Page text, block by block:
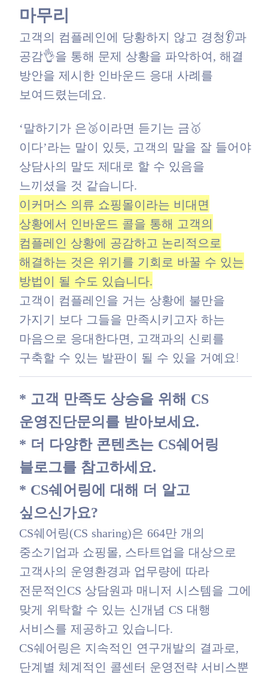
마무리
고객의 컴플레인에 당황하지 않고 경청👂과
공감👌을 통해 문제 상황을 파악하여, 해결
방안을 제시한 인바운드 응대 사례를
보여드렸는데요.
‘말하기가 은🥈이라면 듣기는 금🥇
이다’라는 말이 있듯, 고객의 말을 잘 들어야
상담사의 말도 제대로 할 수 있음을
느끼셨을 것 같습니다.
이커머스 의류 쇼핑몰이라는 비대면
상황에서 인바운드 콜을 통해 고객의
컴플레인 상황에 공감하고 논리적으로
해결하는 것은 위기를 기회로 바꿀 수 있는
방법이 될 수도 있습니다.
고객이 컴플레인을 거는 상황에 불만을
가지기 보다 그들을 만족시키고자 하는
마음으로 응대한다면, 고객과의 신뢰를
구축할 수 있는 발판이 될 수 있을 거예요!
* 고객 만족도 상승을 위해 CS
운영진단문의를 받아보세요.
* 더 다양한 콘텐츠는 CS쉐어링
블로그를 참고하세요.
* CS쉐어링에 대해 더 알고
싶으신가요?
CS쉐어링(CS sharing)은 664만 개의
중소기업과 쇼핑몰, 스타트업을 대상으로
고객사의 운영환경과 업무량에 따라
전문적인CS 상담원과 매니저 시스템을 그에
맞게 위탁할 수 있는 신개념 CS 대행
서비스를 제공하고 있습니다.
​CS쉐어링은 지속적인 연구개발의 결과로,
단계별 체계적인 콜센터 운영전략 서비스뿐